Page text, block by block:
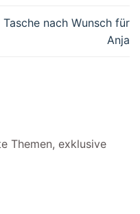
Tasche nach Wunsch für
Anja
Themen, exklusive